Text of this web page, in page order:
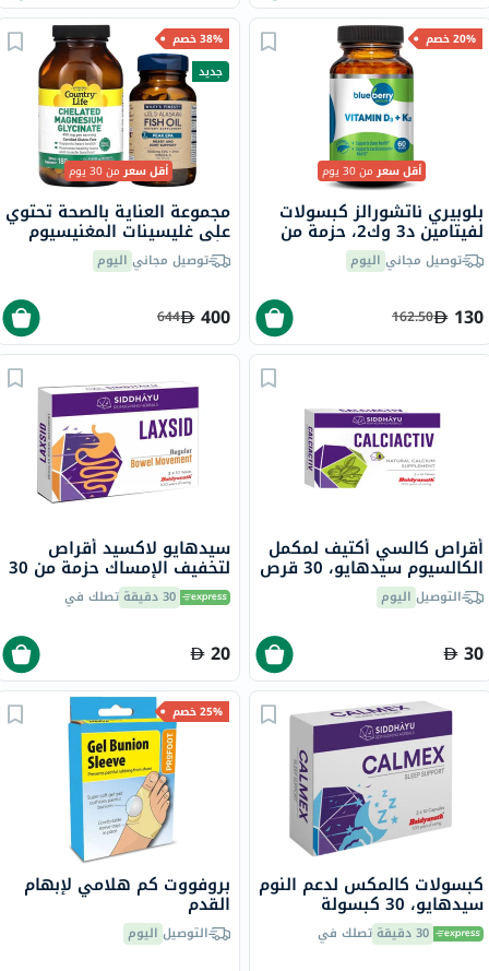
20% خصم
أقل سعرمن 30 يوم
بلوبيري ناتشورالز كبسولات
لفيتامين د3 وك2، حزمة من
60توصيل مجاني اليوم
130
162.50
38% خصم
جديد
أقل سعرمن 30 يوم
مجموعة العناية بالصحة تحتوي
على غليسينات المغنيسيوم
وأوميغا 3
توصيل مجاني اليوم
400
644
أقراص كالسي أكتيف لمكمل
الكالسيوم سيدهايو، 30 قرص
التوصيل اليوم
30
سيدهايو لاكسيد أقراص
لتخفيف الإمساك حزمة من 30
30 دقيقة تصلك في
20
كبسولات كالمكس لدعم النوم
سيدهايو، 30 كبسولة
30 دقيقة تصلك في
25% خصم
بروفووت كم هلامي لإبهام
القدم
التوصيل اليوم